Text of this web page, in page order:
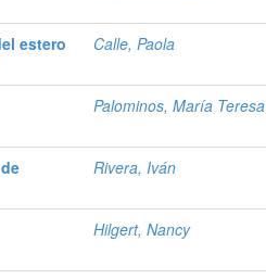
estero
Calle, Paola
Palominos, María Teresa
Rivera, Iván
Hilgert, Nancy